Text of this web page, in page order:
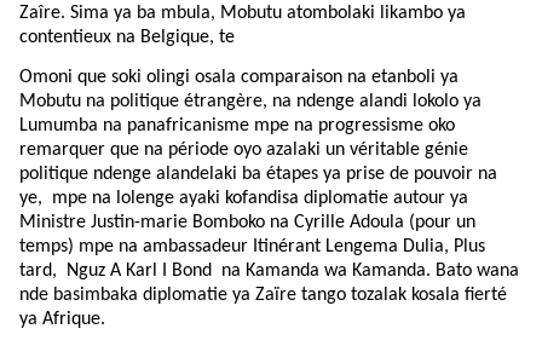
Zaîre. Sima ya ba mbula, Mobutu atombolaki likambo ya
contentieux na Belgique, te
Omoni que soki olingi osala comparaison na etanboli ya
Mobutu na politique étrangère, na ndenge alandi lokolo ya
Lumumba na panafricanisme mpe na progressisme oko
remarquer que na période oyo azalaki un véritable génie
politique ndenge alandelaki ba étapes ya prise de pouvoir na
ye,
mpe na lolenge ayaki kofandisa diplomatie autour ya
Ministre Justin-marie Bomboko na Cyrille Adoula (pour un
temps) mpe na ambassadeur Itinérant Lengema Dulia, Plus
tard, Nguz A Karl I Bond na Kamanda wa Kamanda. Bato wana
nde basimbaka diplomatie ya Zaïre tango tozalak kosala fierté
ya Afrique.